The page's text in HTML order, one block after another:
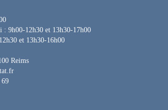
: 9h00-12h30 et 13h30-17h00
et 13h30-16h00
Reims
69